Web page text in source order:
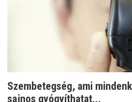
Szembetegség, ami
sajnos gyógyíthatat...